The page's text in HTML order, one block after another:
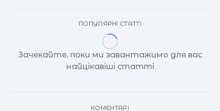
ПОПУЛЯРНІ СТАТТІ
Зачекайте, поки ми завантажимо для вас
найцікавіші статті
КОМЕНТАРІ